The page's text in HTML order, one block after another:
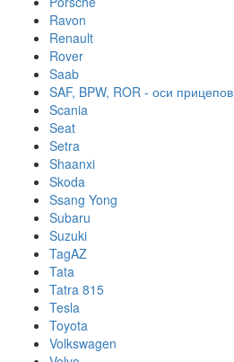
Ravon
Renault
Rover
Saab
SAF, BPW, ROR - оси прицепов
Scania
Seat
Setra
Shaanxi
Skoda
Ssang Yong
Subaru
Suzuki
TagAZ
Tata
Tatra 815
Tesla
Toyota
Volkswagen